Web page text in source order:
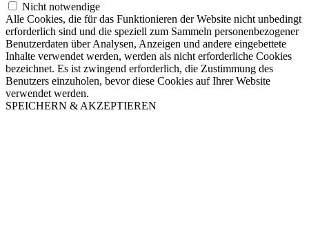
Nicht notwendige
Alle Cookies, die für das Funktionieren der Website nicht unbedingt
erforderlich sind und die speziell zum Sammeln personenbezogener
Benutzerdaten über Analysen, Anzeigen und andere eingebettete
Inhalte verwendet werden, werden als nicht erforderliche Cookies
bezeichnet. Es ist zwingend erforderlich, die Zustimmung des
Benutzers einzuholen, bevor diese Cookies auf Ihrer Website
verwendet werden.
SPEICHERN & AKZEPTIEREN